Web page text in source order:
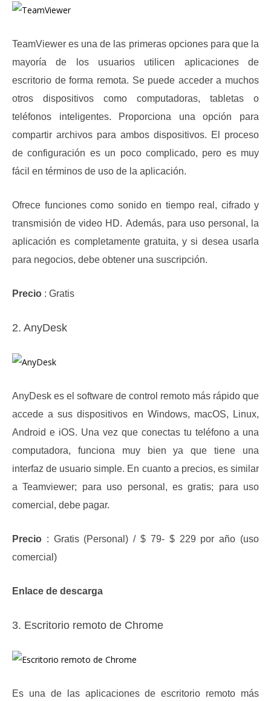
TeamViewer es una de las primeras opciones para que la
mayoría de los usuarios utilicen aplicaciones de
escritorio de forma remota. Se puede acceder a muchos
otros dispositivos como computadoras, tabletas o
teléfonos inteligentes.
Proporciona una opción para
compartir archivos para ambos dispositivos. El proceso
de configuración es un poco complicado, pero es muy
fácil en términos de uso de la aplicación.
Ofrece funciones como sonido en tiempo real, cifrado y
transmisión de video HD. Además, para uso personal, la
aplicación es completamente gratuita, y si desea usarla
para negocios, debe obtener una suscripción.
Precio : Gratis
2. AnyDesk
AnyDesk es el software de control remoto más rápido que
accede a sus dispositivos en Windows, macOS, Linux,
Android e iOS. Una vez que conectas tu teléfono a una
computadora, funciona muy bien ya que tiene una
interfaz de usuario simple. En cuanto a precios, es similar
a Teamviewer; para uso personal, es gratis; para uso
comercial, debe pagar.
Precio : Gratis (Personal) / $ 79- $ 229 por año (uso
comercial)
Enlace de descarga
3. Escritorio remoto de Chrome
Es una de las aplicaciones de escritorio remoto más